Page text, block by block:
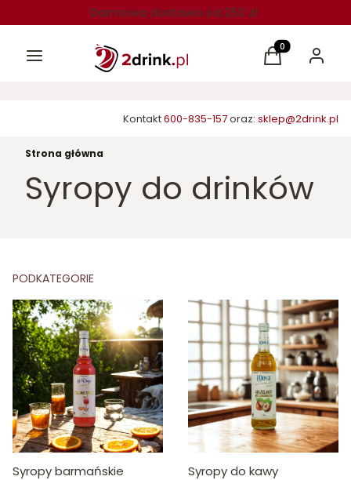
Darmowa dostawa od 250 zł
Menu Produkty w
Koszyk Zaloguj
Kontakt600-835-157oraz: sklep@2drink.pl
Strona główna
Syropy do drinków
PODKATEGORIE
Syropy barmańskie Syropy do kawy